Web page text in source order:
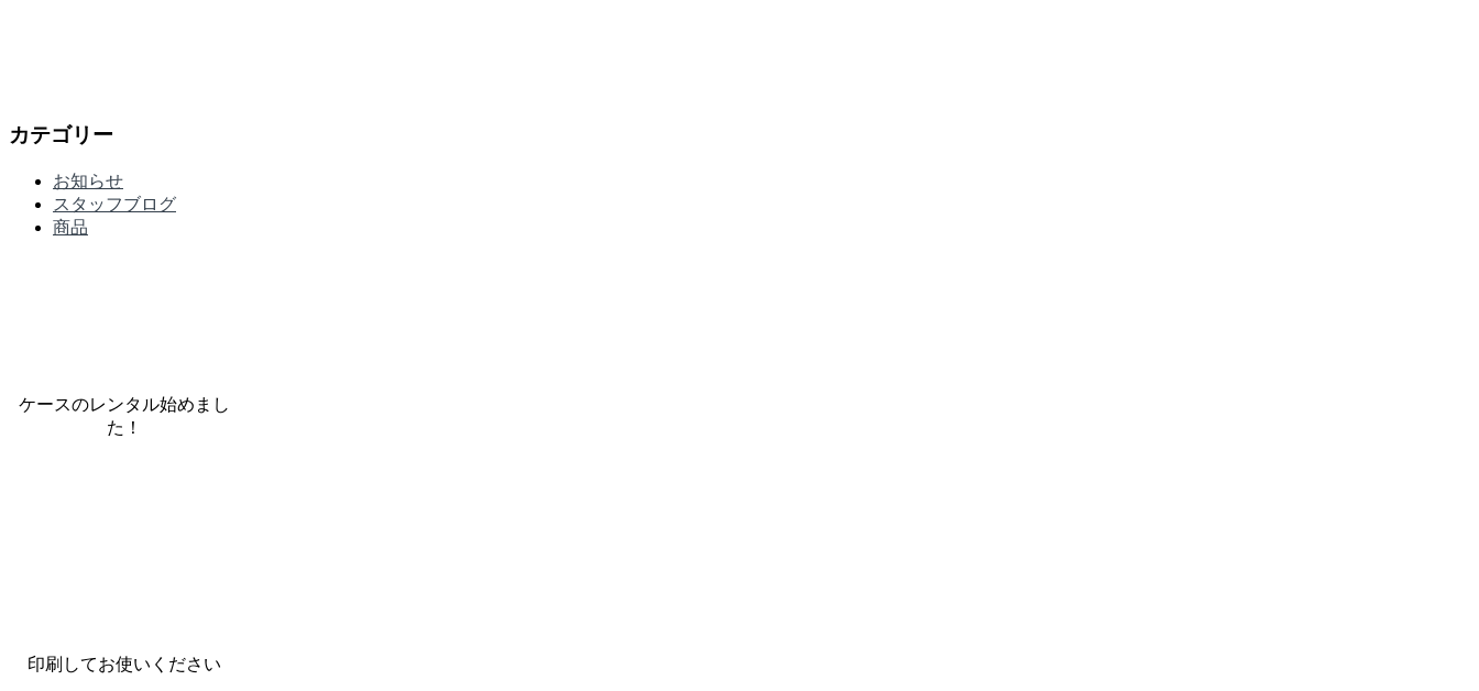
カテゴリー
お知らせ
スタッフブログ
商品
ケースのレンタル始めまし
た！
印刷してお使いください